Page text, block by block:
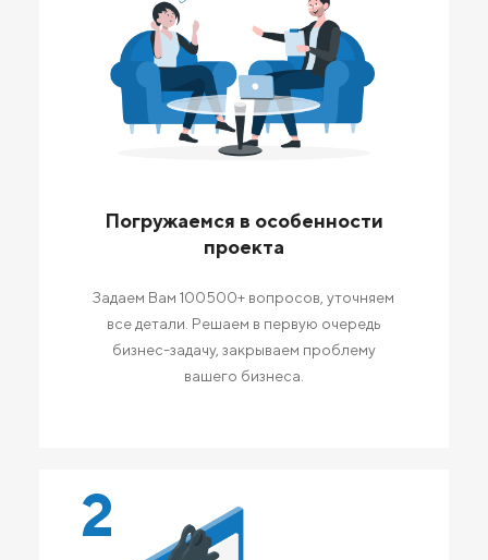
Погружаемся в особенности
проекта
Задаем Вам 100500+ вопросов, уточняем
все детали. Решаем в первую очередь
бизнес-задачу, закрываем проблему
вашего бизнеса.
2